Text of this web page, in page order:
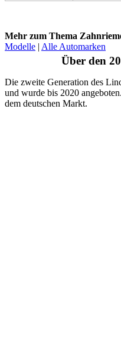
Mehr zum Thema
Modelle | Alle Automarken
Über den
Die zweite Generation des
und wurde bis 2020
dem deutschen Markt.